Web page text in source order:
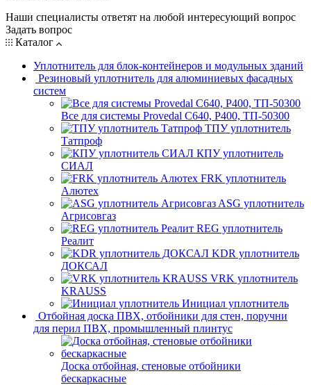
Наши специалисты ответят на любой интересующий вопрос
Задать вопрос
Каталог
Уплотнитель для блок-контейнеров и модульных зданий
Резиновый уплотнитель для алюминиевых фасадных
систем
Все для системы Provedal С640, Р400, ТП-50300
ТПУ уплотнитель
Татпроф
КПУ уплотнитель
СИАЛ
FRK уплотнитель
Алютех
ASG уплотнитель
Агрисовгаз
REG уплотнитель
Реалит
KDR уплотнитель
ДОКСАЛ
VRK уплотнитель
KRAUSS
Инициал уплотнитель
Отбойная доска ПВХ, отбойники для стен, поручни
для перил ПВХ, промышленный плинтус
Доска отбойная, стеновые отбойники
бескаркасные